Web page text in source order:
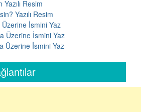
Resim
Yazılı Resim
Üzerine İsmini Yaz
Üzerine İsmini Yaz
Üzerine İsmini Yaz